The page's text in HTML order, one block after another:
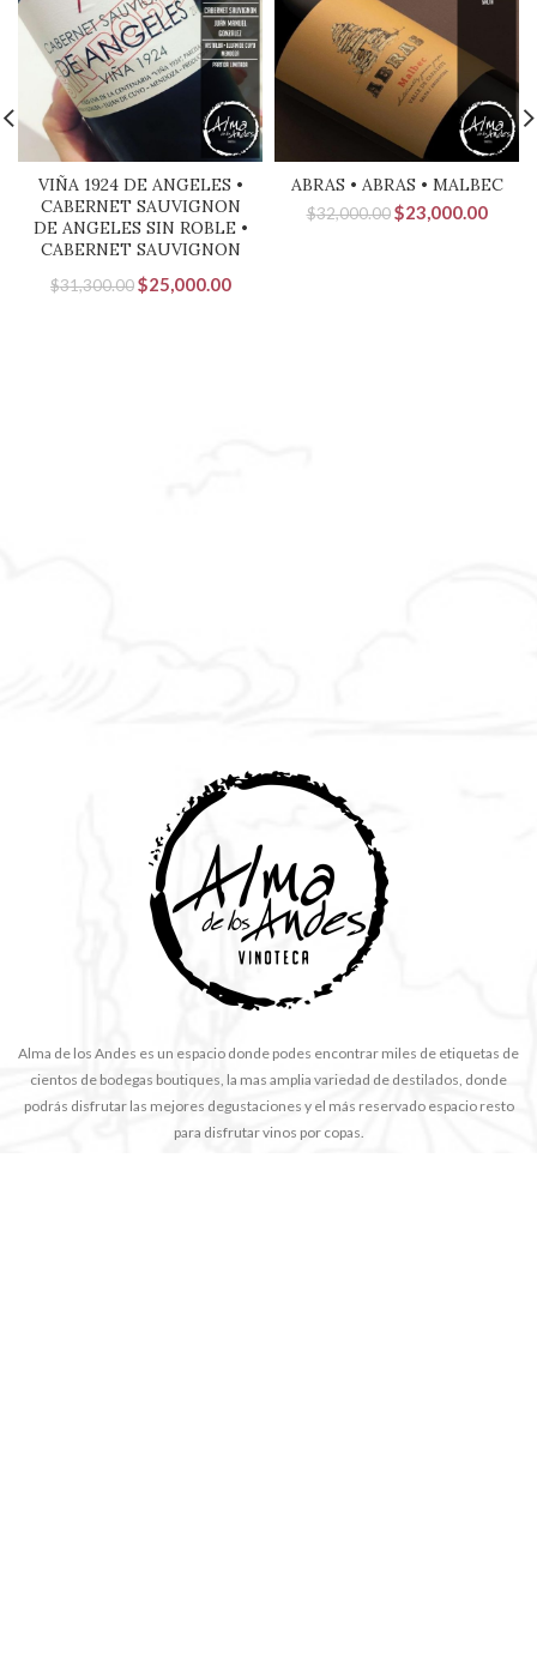
VIÑA 1924 DE ANGELES •
CABERNET SAUVIGNON
DE ANGELES SIN ROBLE •
CABERNET SAUVIGNON
$31,300.00 El
$25,000.00El
ABRAS • ABRAS • MALBEC
$32,000.00 El
$23,000.00El
Alma de los Andes es un espacio donde podes encontrar miles de etiquetas de
cientos de bodegas boutiques, la mas amplia variedad de destilados, donde
podrás disfrutar las mejores degustaciones y el más reservado espacio resto
para disfrutar vinos por copas.